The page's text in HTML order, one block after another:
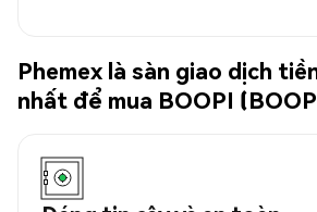
Phemex là sàn giao dịch
nhất để mua BOOPI